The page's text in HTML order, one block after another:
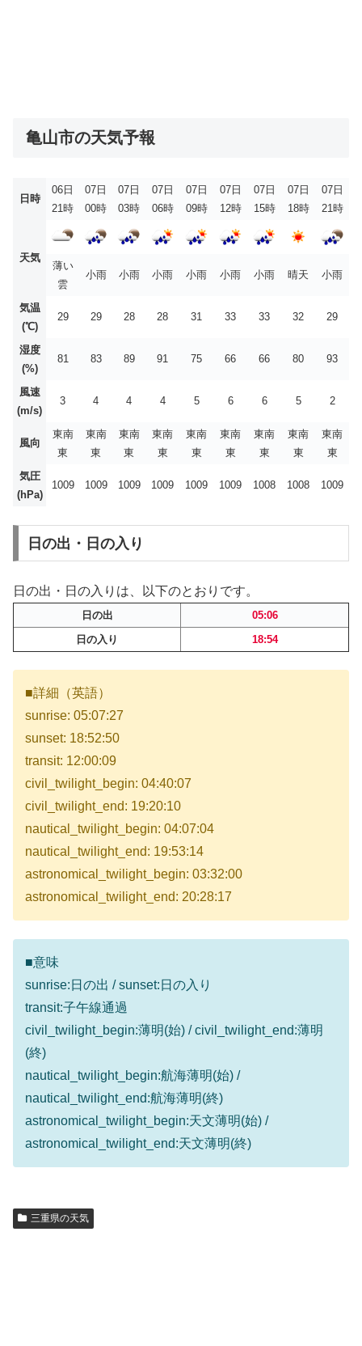
亀山市の天気予報
日時
06日
21時
07日
00時
07日
03時
07日
06時
07日
09時
07日
12時
07日
15時
07日
18時
07日
21時
天気
薄い
雲
小雨 小雨 小雨 小雨 小雨 小雨 晴天 小雨
気温
(℃)
29 29 28 28 31 33 33 32 29
湿度
(%)
81 83 89 91 75 66 66 80 93
風速
(m/s)
3 4 4 4 5 6 6 5 2
風向
東南
東
東南
東
東南
東
東南
東
東南
東
東南
東
東南
東
東南
東
東南
東
気圧
(hPa)
1009 1009 1009 1009 1009 1009 1008 1008 1009
日の出・日の入り
日の出・日の入りは、以下のとおりです。
日の出
05:06
日の入り
18:54
■詳細（英語）
sunrise: 05:07:27
sunset: 18:52:50
transit: 12:00:09
civil_twilight_begin: 04:40:07
civil_twilight_end: 19:20:10
nautical_twilight_begin: 04:07:04
nautical_twilight_end: 19:53:14
astronomical_twilight_begin: 03:32:00
astronomical_twilight_end: 20:28:17
■意味
sunrise:日の出 / sunset:日の入り
transit:子午線通過
civil_twilight_begin:薄明(始) / civil_twilight_end:薄明
(終)
nautical_twilight_begin:航海薄明(始) /
nautical_twilight_end:航海薄明(終)
astronomical_twilight_begin:天文薄明(始) /
astronomical_twilight_end:天文薄明(終)
三重県の天気